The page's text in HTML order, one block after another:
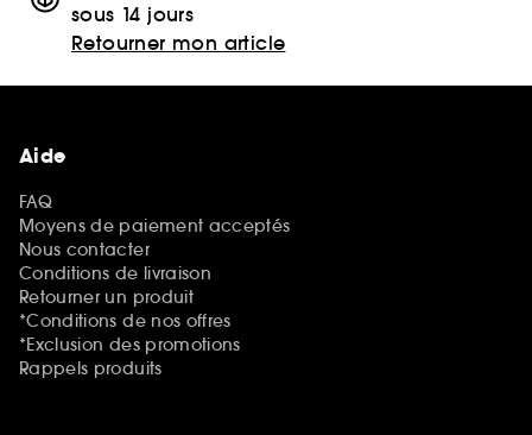
sous 14 jours
Retourner mon article
Aide
FAQ
Moyens de paiement acceptés
Nous contacter
Conditions de livraison
Retourner un produit
*Conditions de nos offres
*Exclusion des promotions
Rappels produits